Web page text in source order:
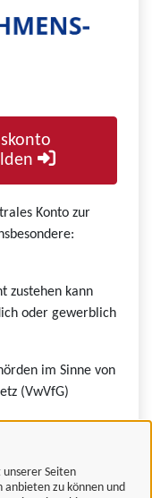
Seiten
zu können und
Konto zur
zustehen kann
oder gewerblich
im Sinne von
(VwVfG)